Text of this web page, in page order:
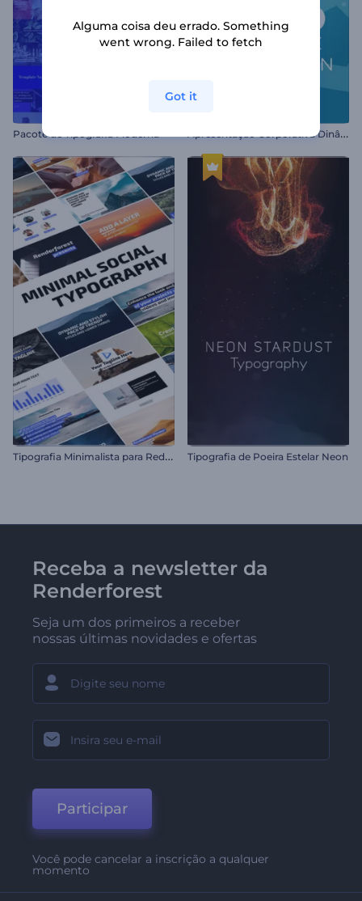
Pacote de Tipografia Moderna A
presentação Corporativa Dinâmica
T
ipografia Minimalista para Redes Sociais Tipografia de Poeira Estelar Neon
Receba a newsletter da
Renderforest
Seja um dos primeiros a receber
nossas últimas novidades e ofertas
Participar
Você pode cancelar a inscrição a qualquer
momento
Alguma coisa deu errado. Something
went wrong. Failed to fetch
Got it